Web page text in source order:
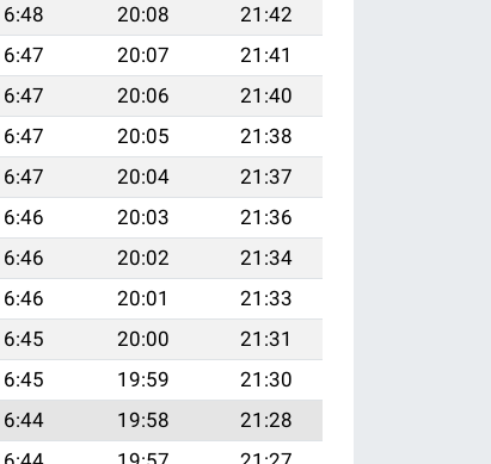
20:08
21:42
20:07
21:41
20:06
21:40
20:05
21:38
20:04
21:37
20:03
21:36
20:02
21:34
20:01
21:33
20:00
21:31
19:59
21:30
19:58
21:28